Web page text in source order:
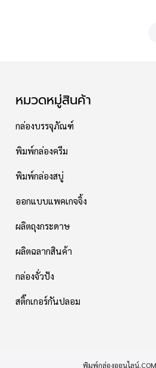
หมวดหมู่สินค้า
กล่องบรรจุภัณฑ์
พิมพ์กล่องครีม
พิมพ์กล่องสบู่
ออกแบบแพคเกจจิ้ง
ผลิตถุงกระดาษ
ผลิตฉลากสินค้า
กล่องจั่วปัง
สติ๊กเกอร์กันปลอม
พิมพ์กล่องออนไลน์.COM